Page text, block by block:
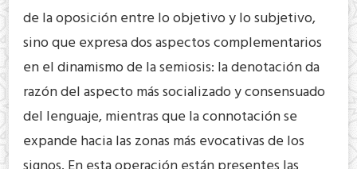
de la oposición entre lo objetivo y lo subjetivo,
sino que expresa dos aspectos complementarios
en el dinamismo de la semiosis: la denotación da
razón del aspecto más socializado y consensuado
del lenguaje, mientras que la connotación se
expande hacia las zonas más evocativas de los